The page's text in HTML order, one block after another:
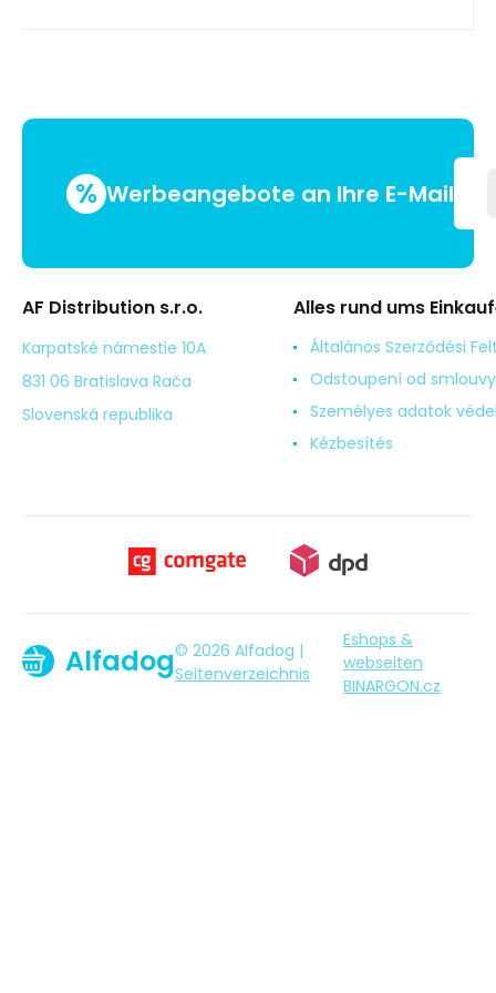
% Werbeangebote an Ihre E-Mail
AF Distribution s.r.o.
Karpatské námestie 10A
831 06 Bratislava Rača
Slovenská republika
Alles rund ums
Általános Szerződési
Odstoupení od smlouvy
Személyes adatok
Kézbesítés
Alfadog© 2026 Alfadog |
Seitenverzeichnis
Eshops &
webseiten
BINARGON.cz